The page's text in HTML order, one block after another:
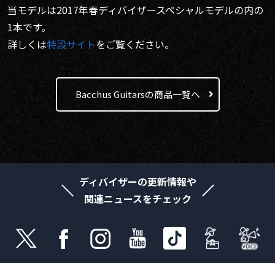
当モデルは2017年春ディバイザースペシャルモデルの内の
1本です。
詳しくは特設サイトをご覧ください。
Bacchus Guitarsの商品一覧へ
ディバイザーの更新情報や
関連ニュースをチェック